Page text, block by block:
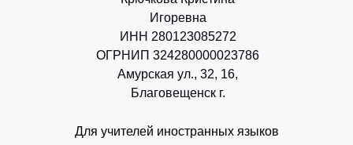
Для учителей иностранных языков
Игоревна
ИНН 280123085272
ОГРНИП 324280000023786
Амурская ул., 32, 16,
Благовещенск г.